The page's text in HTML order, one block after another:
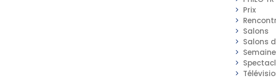
Prix
Salons
Salons